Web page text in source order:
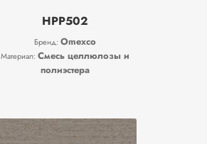
HPP502
Бренд: Omexco
Материал: Смесь целлюлозы и
полиэстера